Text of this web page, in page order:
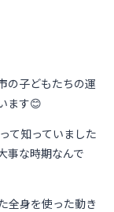
の子どもたちの運
ます😊
て知っていました
事な時期なんで
全身を使った動き